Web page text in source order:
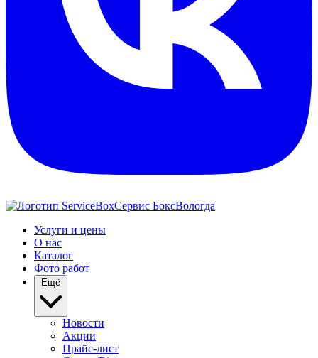
Сервис БоксВологда
Услуги и цены
О нас
Каталог
Фото работ
Новости
Акции
Прайс-лист